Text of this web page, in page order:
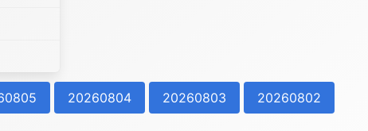
20260804 20260803 20260802